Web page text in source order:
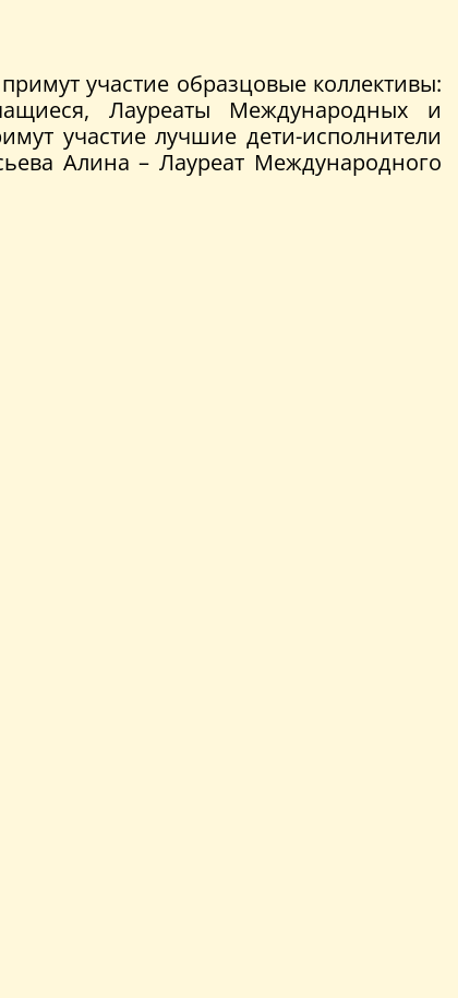
участие образцовые коллективы:
Лауреаты Международных и
участие лучшие дети-исполнители
Алина – Лауреат Международного